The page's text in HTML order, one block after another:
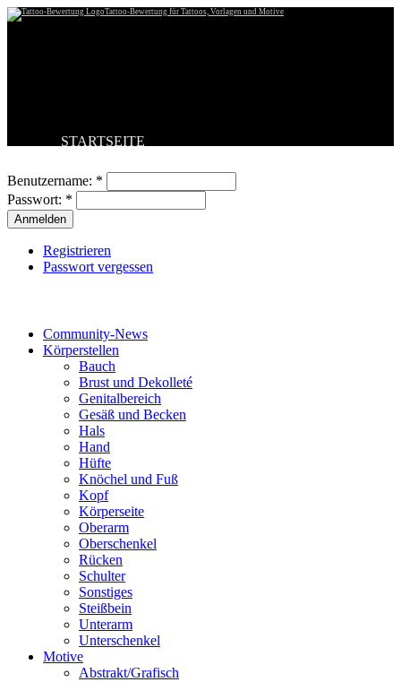
Tattoo-Bewertung für Tattoos, Vorlagen und Motive
STARTSEITE
BESTE TATTOOS
NEUESTE TATTOOS
KOMMENTARE
FORUM
Benutzername: *
Passwort: *
Registrieren
Passwort vergessen
Community-News
Körperstellen
Bauch
Brust und Dekolleté
Genitalbereich
Gesäß und Becken
Hals
Hand
Hüfte
Knöchel und Fuß
Kopf
Körperseite
Oberarm
Oberschenkel
Rücken
Schulter
Sonstiges
Steißbein
Unterarm
Unterschenkel
Motive
Abstrakt/Grafisch